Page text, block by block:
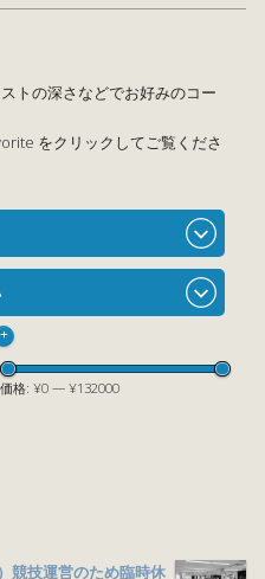
+
価格: ¥0— ¥132000
競技運営のため臨時休